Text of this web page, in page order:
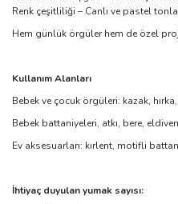
Renk çeşitliliği – Canlı ve pastel
Hem günlük örgüler hem de özel
Kullanım Alanları
Bebek ve çocuk örgüleri: kazak,
Bebek battaniyeleri, atkı, bere,
Ev aksesuarları: kırlent, motifli
İhtiyaç duyulan yumak sayısı: